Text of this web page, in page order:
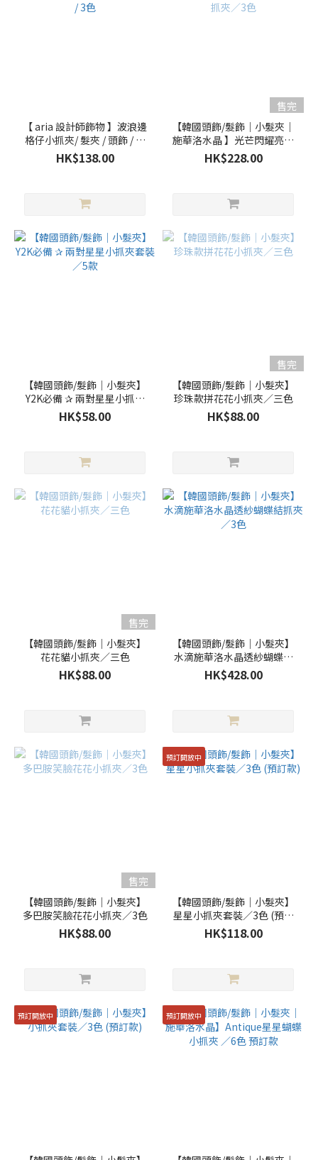
【 aria 設計師飾物 】波浪邊
格仔小抓夾/ 髮夾 / 頭飾 / 鯊
魚夾 / 3色
HK$138.00
售完
【韓國頭飾/髮飾｜小髮夾｜
施華洛水晶 】光芒閃耀亮鑽
琥珀抓夾／3色
HK$228.00
【韓國頭飾/髮飾｜小髮夾】
Y2K必備 ✰ 兩對星星小抓夾
套裝／5款
HK$58.00
售完
【韓國頭飾/髮飾｜小髮夾】
珍珠款拼花花小抓夾／三色
HK$88.00
售完
【韓國頭飾/髮飾｜小髮夾】
花花貓小抓夾／三色
HK$88.00
【韓國頭飾/髮飾｜小髮夾】
水滴施華洛水晶透紗蝴蝶結
抓夾／3色
HK$428.00
售完
【韓國頭飾/髮飾｜小髮夾】
多巴胺笑臉花花小抓夾／3色
HK$88.00
預訂開放中
【韓國頭飾/髮飾｜小髮夾】
星星小抓夾套裝／3色 (預訂
款)
HK$118.00
預訂開放中 預訂開放中